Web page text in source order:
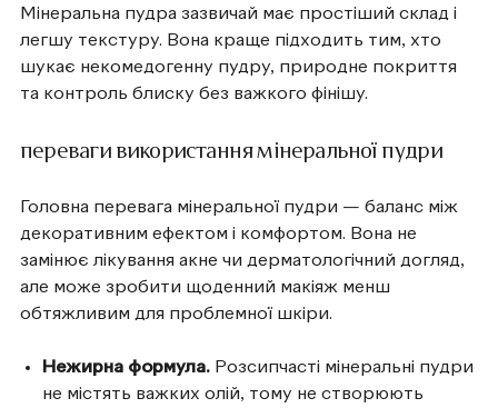
Мінеральна пудра зазвичай має простіший склад і
легшу текстуру. Вона краще підходить тим, хто
шукає некомедогенну пудру, природне покриття
та контроль блиску без важкого фінішу.
переваги використання мінеральної пудри
Головна перевага мінеральної пудри — баланс між
декоративним ефектом і комфортом. Вона не
замінює лікування акне чи дерматологічний догляд,
але може зробити щоденний макіяж менш
обтяжливим для проблемної шкіри.
Нежирна формула.Розсипчасті мінеральні пудри
не містять важких олій, тому не створюють